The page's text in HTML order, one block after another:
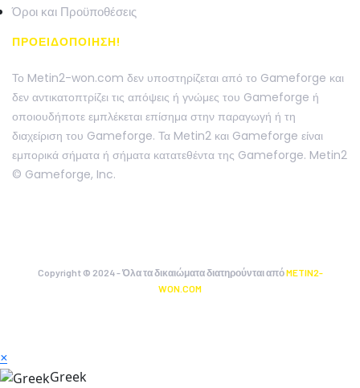
Όροι και Προϋποθέσεις
ΠΡΟΕΙΔΟΠΟΙΗΣΗ!
Το Metin2-won.com δεν υποστηρίζεται από το Gameforge και
δεν αντικατοπτρίζει τις απόψεις ή γνώμες του Gameforge ή
οποιουδήποτε εμπλέκεται επίσημα στην παραγωγή ή τη
διαχείριση του Gameforge. Τα Metin2 και Gameforge είναι
εμπορικά σήματα ή σήματα κατατεθέντα της Gameforge. Metin2
© Gameforge, Inc.
Copyright © 2024 - Όλα τα δικαιώματα διατηρούνται απόMETIN2-
WON.COM
×
Greek